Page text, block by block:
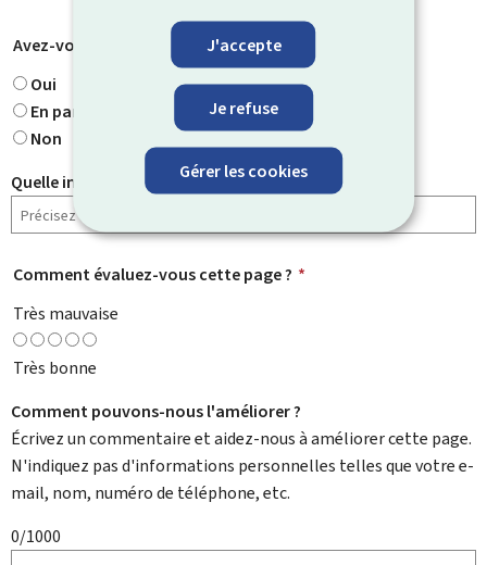
J'accepte
Je refuse
Gérer les cookies
Avez-vous trouvé ce que vous cherchiez ?
Oui
En partie
Non
Quelle information cherchiez-vous ?
Comment évaluez-vous cette page ? *
Très mauvaise
Très bonne
Comment pouvons-nous l'améliorer ?
Écrivez un commentaire et aidez-nous à améliorer cette page.
N'indiquez pas d'informations personnelles telles que votre e-
mail, nom, numéro de téléphone, etc.
0/1000